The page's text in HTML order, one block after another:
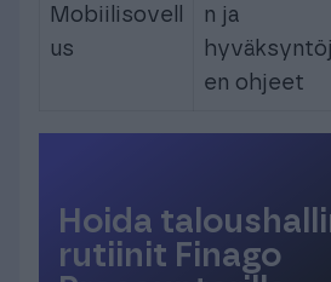
Mobiilisovell
us
n ja
hyväksyntöj
en ohjeet
Hoida
rutiinit Finago